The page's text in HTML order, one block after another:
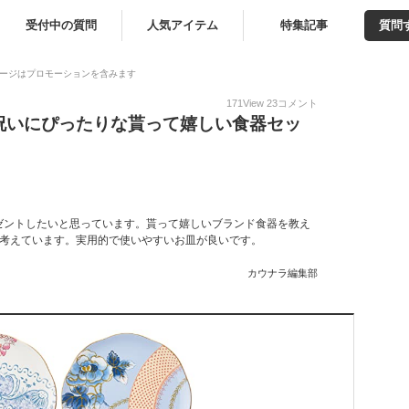
受付中の質問 人気アイテム 特集記事 質問
ジはプロモーションを含みます
171View 23コメント
にぴったりな貰って嬉しい食器セッ
トしたいと思っています。貰って嬉しいブランド食器を教え
ています。実用的で使いやすいお皿が良いです。
カウナラ編集部